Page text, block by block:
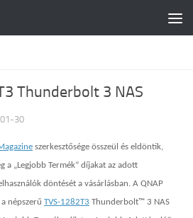
Thunderbolt 3 NAS
30
szerkesztősége összeül és eldöntik,
a „Legjobb Termék” díjakat az adott
döntését a vásárlásban. A QNAP
népszerű TVS-1282T3 Thunderbolt™ 3 NAS